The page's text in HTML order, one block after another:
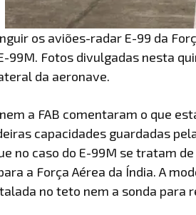
os aviões-radar E-99 da
99M. Fotos divulgadas nesta
da aeronave.
a FAB comentaram o que
capacidades guardadas
no caso do E-99M se tratam
a Força Aérea da Índia. A
no teto nem a sonda para